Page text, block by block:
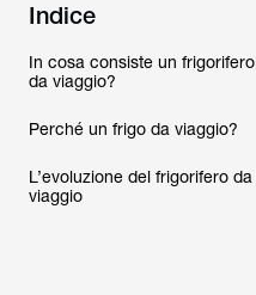
Indice
In cosa consiste un frigorifero
da viaggio?
Perché un frigo da viaggio?
L’evoluzione del frigorifero da
viaggio